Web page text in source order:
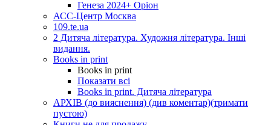
Генеза 2024+ Оріон
АСС-Центр Москва
109.te.ua
2 Дитяча література. Художня література. Інші
видання.
Books in print
Books in print
Показати всі
Books in print. Дитяча література
АРХІВ (до вияснення) (див коментар)(тримати
пустою)